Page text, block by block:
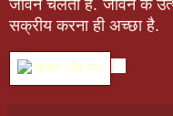
जीवन चलता है. जीवन के
सक्रीय करना ही अच्छा है.